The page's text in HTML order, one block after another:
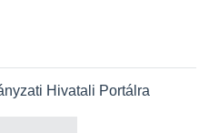
Hivatali Portálra